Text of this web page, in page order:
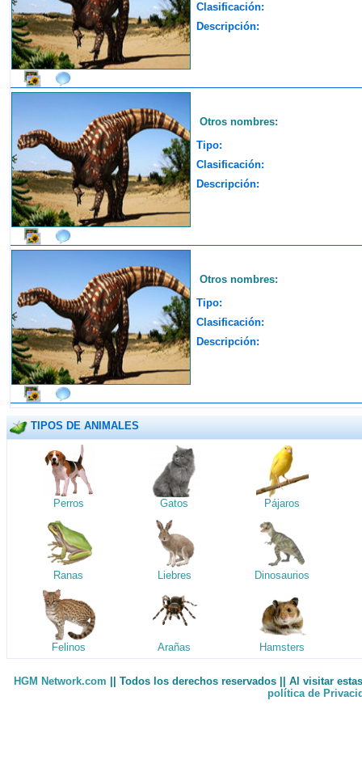
Clasificación:
Descripción:
Otros nombres:
Tipo:
Clasificación:
Descripción:
Otros nombres:
Tipo:
Clasificación:
Descripción:
TIPOS DE ANIMALES
Perros Gatos Pájaros
Ranas Liebres Dinosaurios
Felinos Arañas Hamsters
HGM Network.com || Todos los derechos reservados || Al visitar
política de